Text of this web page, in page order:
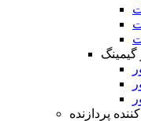
گیمینگ
پردازنده